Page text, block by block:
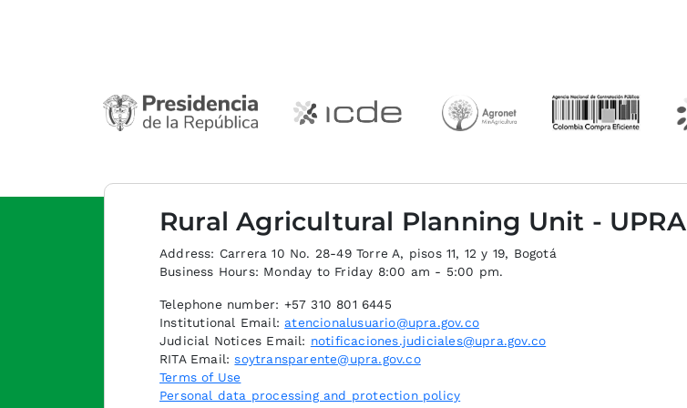
Rural Agricultural Planning Unit - UPRA
Address: Carrera 10 No. 28-49 Torre A, pisos 11, 12 y 19, Bogotá
Business Hours: Monday to Friday 8:00 am - 5:00 pm.
Telephone number: +57 310 801 6445
Institutional Email:atencionalusuario@upra.gov.co
Judicial Notices Email: notificaciones.judiciales@upra.gov.co
RITA Email:soytransparente@upra.gov.co
Terms of Use
Personal data processing and protection policy